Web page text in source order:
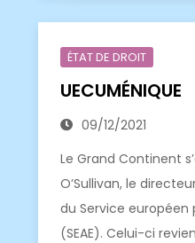
ÉTAT DE DROIT
UECUMÉNIQUE
09/12/2021
Le Grand Continent
O’Sullivan, le
du Service européen
(SEAE). Celui-ci